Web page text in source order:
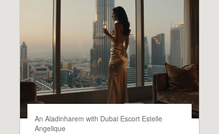
An Aladinharem with Dubai Escort Estelle
Angelique